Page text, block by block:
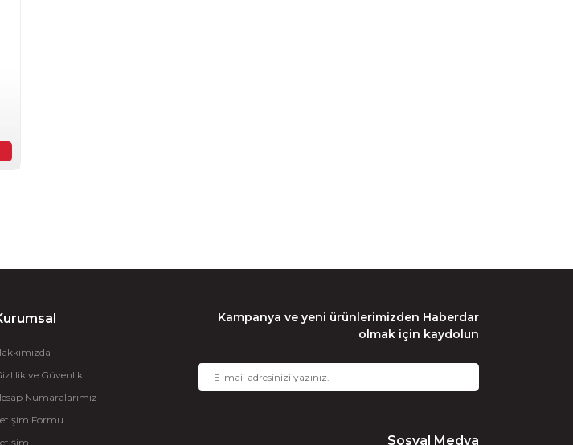
ve Güvenlik
Numaralarımız
Formu
Kampanya ve yeni ürünlerimizden Haberdar
olmak için kaydolun
Sosyal Medya